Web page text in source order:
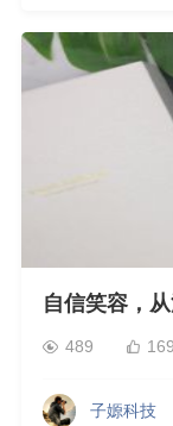
自信笑容，
489 169
子嫄科技